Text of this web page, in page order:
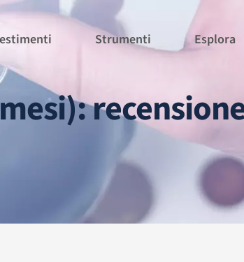
Strumenti Esplora